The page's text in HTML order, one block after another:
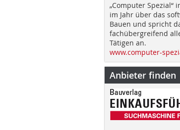
„Computer Spezial“
im Jahr über das
Bauen und spricht
fachübergreifend
Tätigen an.
www.computer-
Anbieter finden